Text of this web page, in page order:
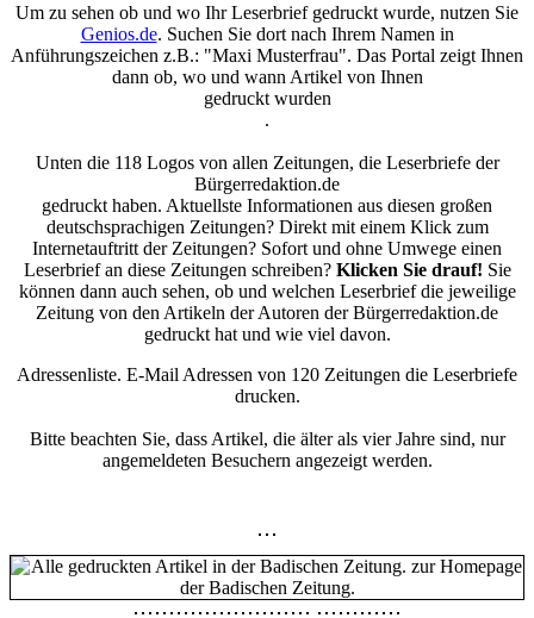
Um zu sehen ob und wo Ihr Leserbrief gedruckt wurde, nutzen Sie
Genios.de. Suchen Sie dort nach Ihrem Namen in
Anführungszeichen z.B.: "Maxi Musterfrau". Das Portal zeigt Ihnen
dann ob, wo und wann Artikel von Ihnen
gedruckt wurden
.
Unten die 118 Logos von allen Zeitungen, die Leserbriefe der
Bürgerredaktion.de
gedruckt haben. Aktuellste Informationen aus diesen großen
deutschsprachigen Zeitungen? Direkt mit einem Klick zum
Internetauftritt der Zeitungen? Sofort und ohne Umwege einen
Leserbrief an diese Zeitungen schreiben? Klicken Sie drauf! Sie
können dann auch sehen, ob und welchen Leserbrief die jeweilige
Zeitung von den Artikeln der Autoren der Bürgerredaktion.de
gedruckt hat und wie viel davon.
Adressenliste. E-Mail Adressen von 120 Zeitungen die Leserbriefe
drucken.
Bitte beachten Sie, dass Artikel, die älter als vier Jahre sind, nur
angemeldeten Besuchern angezeigt werden.